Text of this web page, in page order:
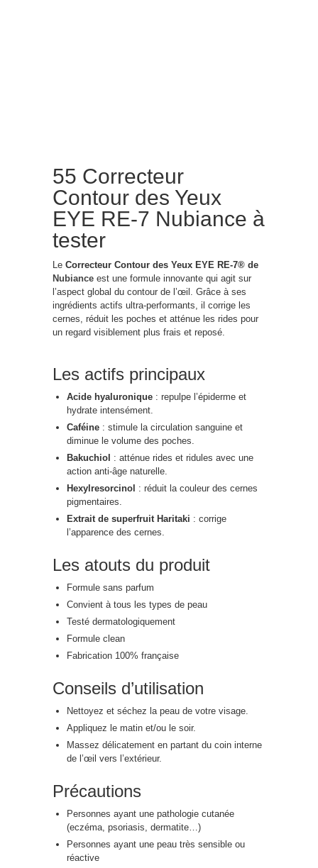
55 Correcteur
Contour des Yeux
EYE RE-7 Nubiance à
tester
Le Correcteur Contour des Yeux EYE RE-7® de
Nubiance est une formule innovante qui agit sur
l’aspect global du contour de l’œil. Grâce à ses
ingrédients actifs ultra-performants, il corrige les
cernes, réduit les poches et atténue les rides pour
un regard visiblement plus frais et reposé.
Les actifs principaux
Acide hyaluronique : repulpe l’épiderme et
hydrate intensément.
Caféine : stimule la circulation sanguine et
diminue le volume des poches.
Bakuchiol : atténue rides et ridules avec une
action anti-âge naturelle.
Hexylresorcinol : réduit la couleur des cernes
pigmentaires.
Extrait de superfruit Haritaki : corrige
l’apparence des cernes.
Les atouts du produit
Formule sans parfum
Convient à tous les types de peau
Testé dermatologiquement
Formule clean
Fabrication 100% française
Conseils d’utilisation
Nettoyez et séchez la peau de votre visage.
Appliquez le matin et/ou le soir.
Massez délicatement en partant du coin interne
de l’œil vers l’extérieur.
Précautions
Personnes ayant une pathologie cutanée
(eczéma, psoriasis, dermatite…)
Personnes ayant une peau très sensible ou
réactive